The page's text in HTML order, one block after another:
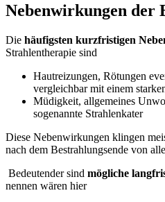
Nebenwirkungen der
Die häufigsten kurzfristigen
Strahlentherapie sind
Hautreizungen, Rötungen
vergleichbar mit einem
Müdigkeit, allgemeines
sogenannte Strahlenkater
Diese Nebenwirkungen klingen
nach dem Bestrahlungsende von
Bedeutender sind mögliche
nennen wären hier